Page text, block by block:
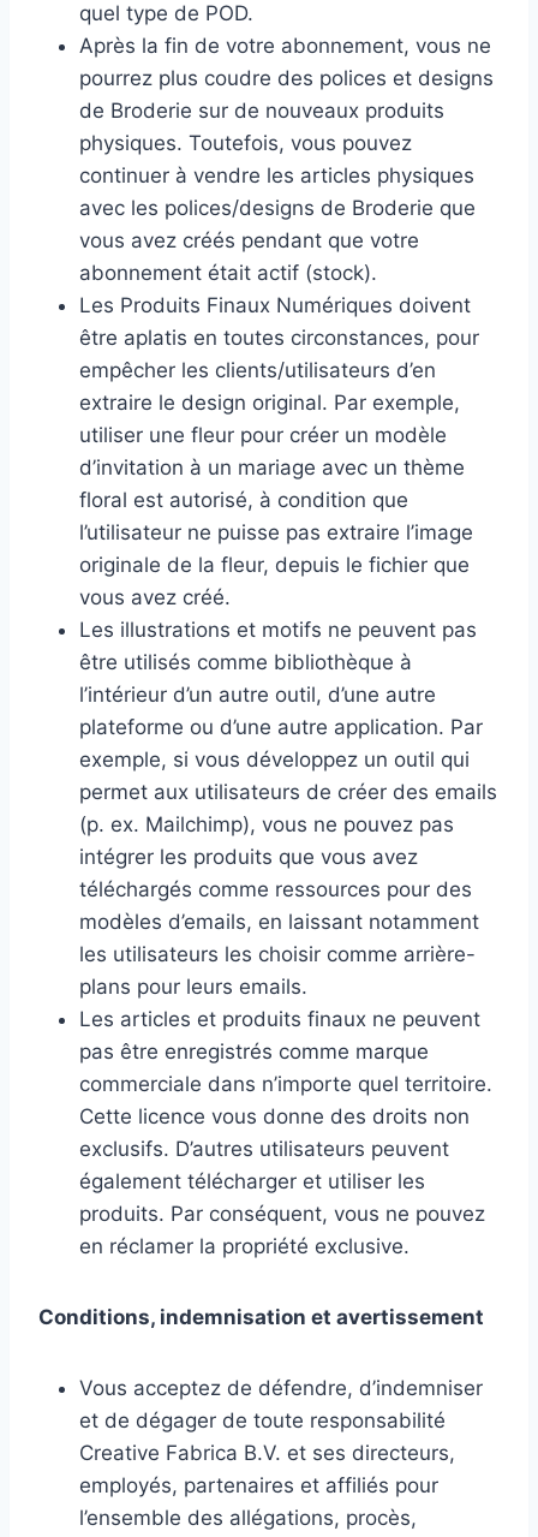
quel type de POD.
Après la fin de votre abonnement, vous ne
pourrez plus coudre des polices et designs
de Broderie sur de nouveaux produits
physiques. Toutefois, vous pouvez
continuer à vendre les articles physiques
avec les polices/designs de Broderie que
vous avez créés pendant que votre
abonnement était actif (stock).
Les Produits Finaux Numériques doivent
être aplatis en toutes circonstances, pour
empêcher les clients/utilisateurs d’en
extraire le design original. Par exemple,
utiliser une fleur pour créer un modèle
d’invitation à un mariage avec un thème
floral est autorisé, à condition que
l’utilisateur ne puisse pas extraire l’image
originale de la fleur, depuis le fichier que
vous avez créé.
Les illustrations et motifs ne peuvent pas
être utilisés comme bibliothèque à
l’intérieur d’un autre outil, d’une autre
plateforme ou d’une autre application. Par
exemple, si vous développez un outil qui
permet aux utilisateurs de créer des emails
(p. ex. Mailchimp), vous ne pouvez pas
intégrer les produits que vous avez
téléchargés comme ressources pour des
modèles d’emails, en laissant notamment
les utilisateurs les choisir comme arrière-
plans pour leurs emails.
Les articles et produits finaux ne peuvent
pas être enregistrés comme marque
commerciale dans n’importe quel territoire.
Cette licence vous donne des droits non
exclusifs. D’autres utilisateurs peuvent
également télécharger et utiliser les
produits. Par conséquent, vous ne pouvez
en réclamer la propriété exclusive.
Conditions, indemnisation et avertissement
Vous acceptez de défendre, d’indemniser
et de dégager de toute responsabilité
Creative Fabrica B.V. et ses directeurs,
employés, partenaires et affiliés pour
l’ensemble des allégations, procès,